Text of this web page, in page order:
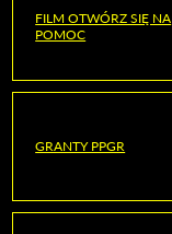
FILM OTWÓRZ SIĘ NA
POMOC
GRANTY PPGR